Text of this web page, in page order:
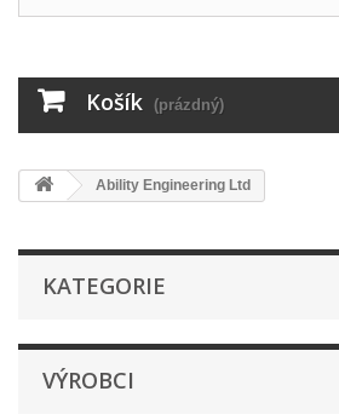
Košík (prázdný)
Ability Engineering Ltd
KATEGORIE
VÝROBCI